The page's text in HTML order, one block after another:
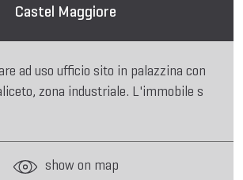
Castel Maggiore
ad uso ufficio sito in palazzina con
zona industriale. L'immobile s
show on map